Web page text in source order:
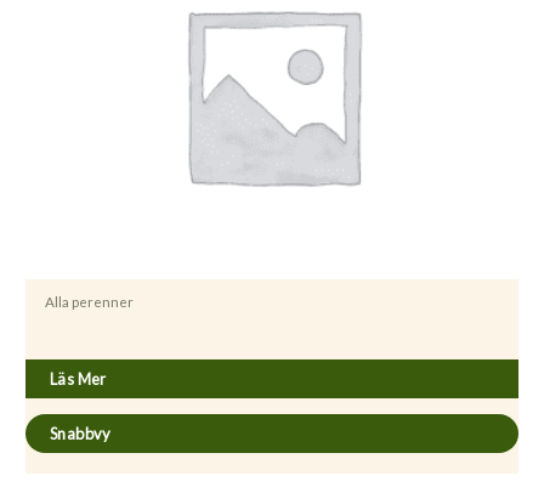
Alla perenner
Läs Mer
Snabbvy